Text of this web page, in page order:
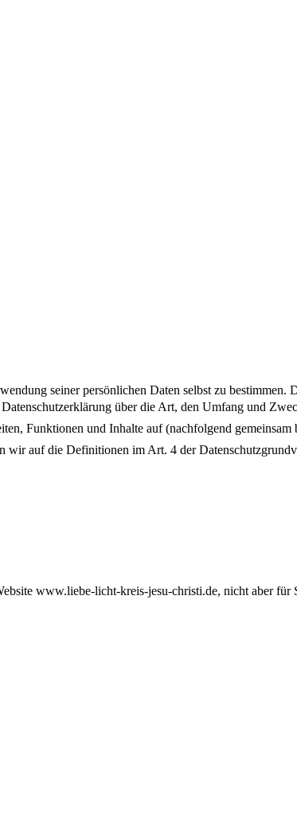
seiner persönlichen Daten selbst zu
über die Art, den Umfang und
Funktionen und Inhalte auf (nachfolgend gemeinsam
wir auf die Definitionen im Art. 4 der
www.liebe-licht-kreis-jesu-christi.de, nicht aber für